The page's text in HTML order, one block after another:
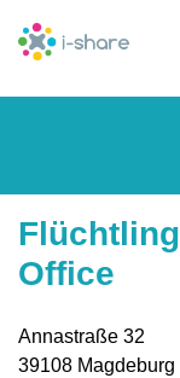
Office
Annastraße 32
39108 Magdeburg